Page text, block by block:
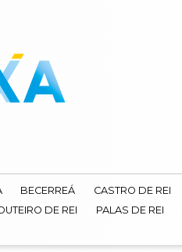
BECERREÁ CASTRO DE REI
DE REI PALAS DE REI